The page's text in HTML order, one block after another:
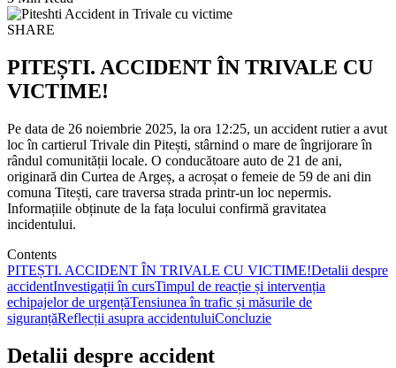
SHARE
PITEȘTI. ACCIDENT ÎN TRIVALE CU
VICTIME!
Pe data de 26 noiembrie 2025, la ora 12:25, un accident rutier a avut
loc în cartierul Trivale din Pitești, stârnind o mare de îngrijorare în
rândul comunității locale. O conducătoare auto de 21 de ani,
originară din Curtea de Argeș, a acroșat o femeie de 59 de ani din
comuna Titești, care traversa strada printr-un loc nepermis.
Informațiile obținute de la fața locului confirmă gravitatea
incidentului.
Contents
PITEȘTI. ACCIDENT ÎN TRIVALE CU VICTIME!Detalii despre
accidentInvestigații în cursTimpul de reacție și intervenția
echipajelor de urgențăTensiunea în trafic și măsurile de
siguranțăReflecții asupra accidentuluiConcluzie
Detalii despre accident